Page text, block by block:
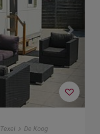
Texel De Koog